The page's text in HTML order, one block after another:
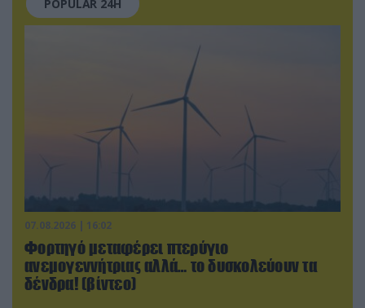
POPULAR 24H
07.08.2026 | 16:02
Φορτηγό μεταφέρει πτερύγιο
ανεμογεννήτριας αλλά… το δυσκολεύουν τα
δένδρα! (βίντεο)